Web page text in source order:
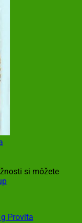
si môžete
Provita